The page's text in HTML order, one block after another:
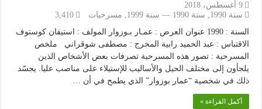
9 أغسطس، 2018
سنة 1990
, سنة 1990 — سنة 1999 , مسرحيات
3,410
السنة : 1990 عنوان العرض : عمـار بـوزوار المولف : استيفان كوستوف
الاقتباس : عبد الحميد رابية المخرج : مصطفى شوقراني ملخص
المسرحية : تصور هذه المسرحية تصرفات بعض الأشخاص الذين
يلجأون إلى مختلف الحيل والأساليب للإستيلاء على مناصب عليا. يجسّد
ذلك في شخصية “عمار بوزوار” الذي يطمح في أن …
أكمل القراءة »